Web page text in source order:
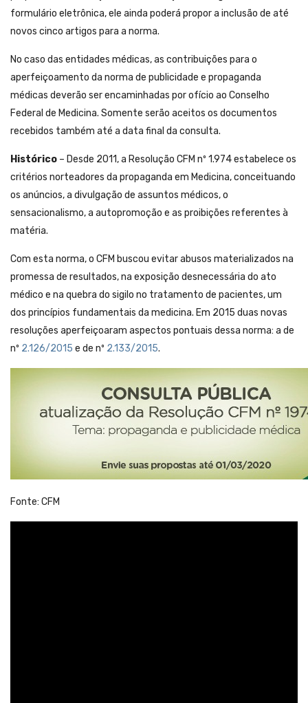
formulário eletrônica, ele ainda poderá propor a inclusão de até
novos cinco artigos para a norma.
No caso das entidades médicas, as contribuições para o
aperfeiçoamento da norma de publicidade e propaganda
médicas deverão ser encaminhadas por ofício ao Conselho
Federal de Medicina. Somente serão aceitos os documentos
recebidos também até a data final da consulta.
Histórico – Desde 2011, a Resolução CFM nº 1.974 estabelece os
critérios norteadores da propaganda em Medicina, conceituando
os anúncios, a divulgação de assuntos médicos, o
sensacionalismo, a autopromoção e as proibições referentes à
matéria.
Com esta norma, o CFM buscou evitar abusos materializados na
promessa de resultados, na exposição desnecessária do ato
médico e na quebra do sigilo no tratamento de pacientes, um
dos princípios fundamentais da medicina. Em 2015 duas novas
resoluções aperfeiçoaram aspectos pontuais dessa norma: a de
nº 2.126/2015 e de nº 2.133/2015.
Fonte: CFM